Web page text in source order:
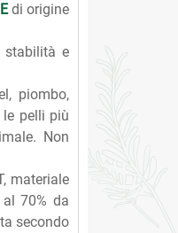
di origine
stabilità e
piombo,
le pelli più
Non
materiale
70% da
secondo